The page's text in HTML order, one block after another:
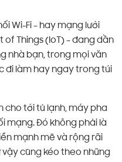
Wi-Fi – hay mạng lưới
Things (IoT) – đang dần
nhà bạn, trong mọi văn
đi làm hay ngay trong túi
cho tới tủ lạnh, máy pha
mạng. Đó không phải là
mạnh mẽ và rộng rãi
cũng kéo theo những